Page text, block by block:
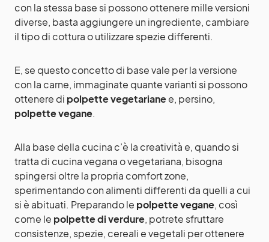
con la stessa base si possono ottenere mille versioni
diverse, basta aggiungere un ingrediente, cambiare
il tipo di cottura o utilizzare spezie differenti.
E, se questo concetto di base vale per la versione
con la carne, immaginate quante varianti si possono
ottenere di polpette vegetarianee, persino,
polpette vegane.
Alla base della cucina c’è la creatività e, quando si
tratta di cucina vegana o vegetariana, bisogna
spingersi oltre la propria comfort zone,
sperimentando con alimenti differenti da quelli a cui
si è abituati. Preparando le polpette vegane, così
come le polpette di verdure, potrete sfruttare
consistenze, spezie, cereali e vegetali per ottenere